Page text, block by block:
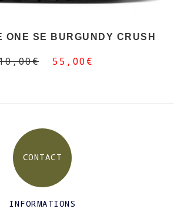
ONE SE BURGUNDY CRUSH
55,00€
CONTACT
INFORMATIONS